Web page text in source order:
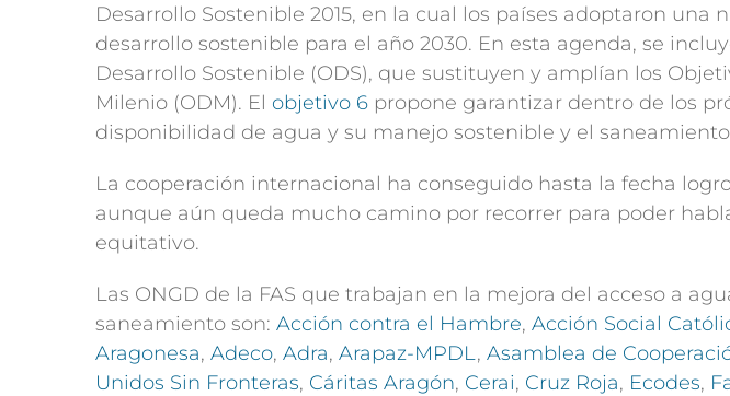
Desarrollo Sostenible 2015, en la cual los países adoptaron una
desarrollo sostenible para el año 2030. En esta agenda, se
Desarrollo Sostenible (ODS), que sustituyen y amplían los
Milenio (ODM). El objetivo 6 propone garantizar dentro de los
disponibilidad de agua y su manejo sostenible y el
La cooperación internacional ha conseguido hasta la fecha
aunque aún queda mucho camino por recorrer para poder
equitativo.
Las ONGD de la FAS que trabajan en la mejora del acceso a
saneamiento son: Acción contra el Hambre, Acción Social
Aragonesa, Adeco, Adra, Arapaz-MPDL, Asamblea de
Unidos Sin Fronteras, Cáritas Aragón, Cerai, Cruz Roja, Ecodes,